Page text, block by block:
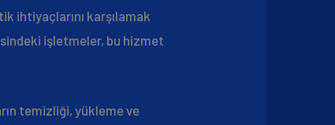
ihtiyaçlarını karşılamak
işletmeler, bu hizmet
temizliği, yükleme ve